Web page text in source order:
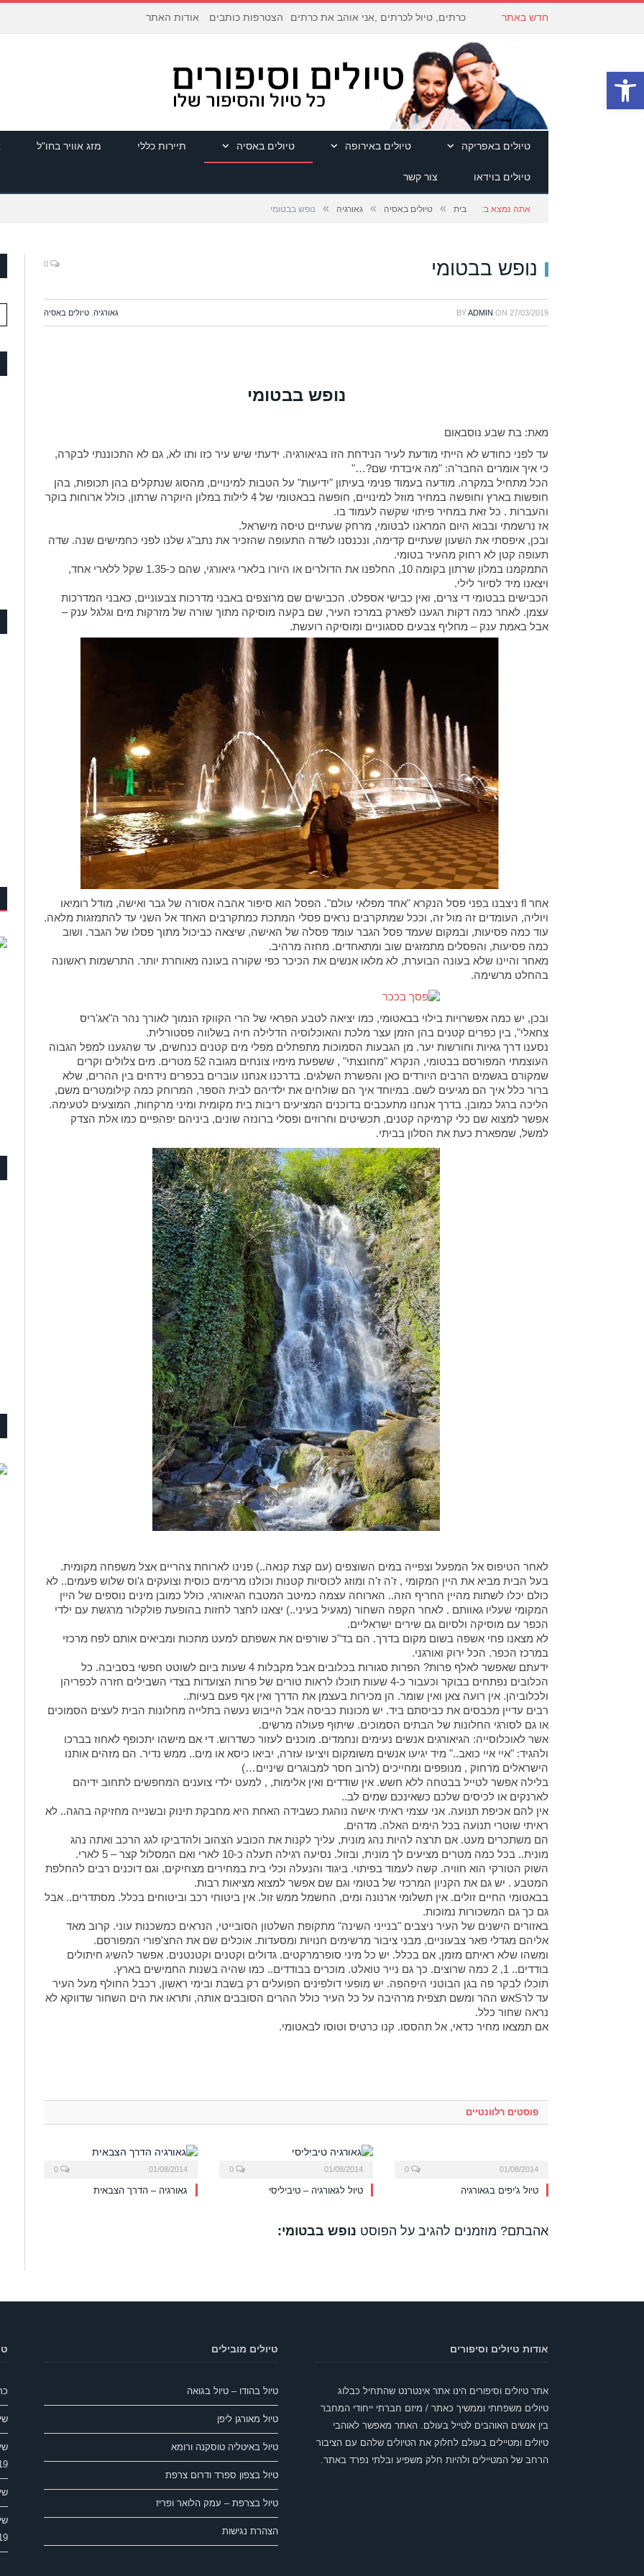
פתח סרגל נגישות
חדש באתר כרתים, טיול לכרתים ,אני אוהב את כרתים הצטרפות כותבים אודות האתר
טיולים באפריקה טיולים באירופה טיולים באסיה תיירות כללי מזג אוויר בחו"ל
טיולים בוידאו צור קשר
אתה נמצא ב: בית » טיולים באסיה » גאורגיה » נופש בבטומי
נופש בבטומי
BYADMIN ON 27/03/2019 גאורגיה טיולים באסיה
נופש בבטומי
מאת: בת שבע נוסבאום
עד לפני כחודש לא הייתי מודעת לעיר הנידחת הזו בגיאורגיה. ידעתי שיש עיר כזו ותו לא, גם לא התכוננתי לבקרה,
כי איך אומרים החבר'ה: "מה איבדתי שם?…"
הכל מתחיל במקרה. מודעה בעמוד פנימי בעיתון "ידיעות" על הטבות למינויים, מהסוג שנתקלים בהן תכופות, בהן
חופשות בארץ וחופשה במחיר מוזל למינויים, חופשה בבאטומי של 4 לילות במלון היוקרה שרתון, כולל ארוחות בוקר
והעברות . כל זאת במחיר פיתוי שקשה לעמוד בו.
אז נרשמתי ובבוא היום המראנו לבטומי, מרחק שעתיים טיסה מישראל.
ובכן, איפסתי את השעון שעתיים קדימה, ונכנסנו לשדה התעופה שהזכיר את נתב"ג שלנו לפני כחמישים שנה. שדה
תעופה קטן לא רחוק מהעיר בטומי.
התמקמנו במלון שרתון בקומה 10, החלפנו את הדולרים או היורו בלארי גיאורגי, שהם כ-1.35 שקל ללארי אחד,
ויצאנו מיד לסיור לילי.
הכבישים בבטומי די צרים, ואין כבישי אספלט. הכבישים שם מרוצפים באבני מדרכות צבעוניים, כאבני המדרכות
עצמן. לאחר כמה דקות הגענו לפארק במרכז העיר, שם בקעה מוסיקה מתוך שורה של מזרקות מים וגלגל ענק –
אבל באמת ענק – מחליף צבעים ססגוניים ומוסיקה רועשת.
אחר fl ניצבנו בפני פסל הנקרא "אחד מפלאי עולם". הפסל הוא סיפור אהבה אסורה של גבר ואישה, מודל רומיאו
ויוליה, העומדים זה מול זה, וככל שמתקרבים נראים פסלי המתכת כמתקרבים האחד אל השני עד להתמזגות מלאה.
עוד כמה פסיעות, ובמקום שעמד פסל הגבר עומד פסלה של האישה, שיצאה כביכול מתוך פסלו של הגבר. ושוב
כמה פסיעות, והפסלים מתמזגים שוב ומתאחדים. מחזה מרהיב.
מאחר והיינו שלא בעונה הבוערת, לא מלאו אנשים את הכיכר כפי שקורה בעונה מאוחרת יותר. התרשמות ראשונה
בהחלט מרשימה.
ובכן, יש כמה אפשרויות בילוי בבאטומי, כמו יציאה לטבע הפראי של הרי הקווקז הנמוך לאורך נהר ה"אג'ריס
צחאלי", בין כפרים קטנים בהן הזמן עצר מלכת והאוכלוסיה הדלילה חיה בשלווה פסטורלית.
נסענו דרך גאיות וחורשות יער. מן הגבעות הסמוכות מתפתלים מפלי מים קטנים כנחשים, עד שהגענו למפל הגבוה
העוצמתי המפורסם בבטומי, הנקרא "מחונצתי" , ששפעת מימיו צונחים מגובה 52 מטרים. מים צלולים וקרים
שמקורם בגשמים הרבים היורדים כאן והפשרת השלגים. בדרכנו אנחנו עוברים בכפרים נידחים בין ההרים, שלא
ברור כלל איך הם מגיעים לשם. במיוחד איך הם שולחים את ילדיהם לבית הספר, המרוחק כמה קילומטרים משם,
הליכה ברגל כמובן. בדרך אנחנו מתעכבים בדוכנים המציעים ריבות בית מקומית ומיני מרקחות, המוצעים לטעימה.
אפשר למצוא שם כלי קרמיקה קטנים, תכשיטים וחרוזים ופסלי ברונזה שונים, ביניהם יפהפיים כמו אלת הצדק
למשל, שמפארת כעת את הסלון בביתי.
לאחר הטיפוס אל המפעל וצפייה במים השוצפים (עם קצת קנאה..) פנינו לארוחת צהריים אצל משפחה מקומית.
בעל הבית מביא את היין המקומי , ז'ה ז'ה ומוזג לכוסיות קטנות וכולנו מרימים כוסית וצועקים ג'וס שלוש פעמים.. לא
כולם יכלו לשתות מהיין החריף הזה.. הארוחה עצמה כמיטב המטבח הגיאורגי, כולל כמובן מינים נוספים של היין
המקומי שעליו גאוותם . לאחר הקפה השחור (מגעיל בעיני..) יצאנו לחצר לחזות בהופעת פולקלור מרגשת עם ילדי
הכפר עם מוסיקה ולסיום גם שירים ישראליים.
לא מצאנו פחי אשפה בשום מקום בדרך. הם בד"כ שורפים את אשפתם למעט מתכות ומביאים אותם לפח מרכזי
במרכז הכפר. הכל ירוק ואורגני.
ידעתם שאפשר לאלף פרות? הפרות סגורות בכלובים אבל מקבלות 4 שעות ביום לשוטט חפשי בסביבה. כל
הכלובים נפתחים בבוקר וכעבור כ-4 שעות תוכלו לראות טורים של פרות הצועדות בצדי השבילים חזרה לכפריהן
ולכלוביהן. אין רועה צאן ואין שומר. הן מכירות בעצמן את הדרך ואין אף פעם בעיות..
רבים עדיין מכבסים את כביסתם ביד. יש מכונות כביסה אבל הייבוש נעשה בתלייה מחלונות הבית לעצים הסמוכים
או גם לסורגי החלונות של הבתים הסמוכים. שיתוף פעולה מרשים.
אשר לאוכלוסייה: הגיאורגים אנשים נעימים ונחמדים. מוכנים לעזור כשדרוש. די אם מישהו יתכופף לאחוז בברכו
ולהגיד: "איי איי כואב.." מיד יגיעו אנשים משומקום ויציעו עזרה, יביאו כיסא או מים.. ממש נדיר. הם מזהים אותנו
הישראלים מרחוק , מנופפים ומחייכים (לרוב חסר למבוגרים שיניים…)
בלילה אפשר לטייל בבטחה ללא חשש. אין שודדים ואין אלימות, , למעט ילדי צוענים המחפשים לתחוב ידיהם
לארנקים או לכיסים שלכם כשאינכם שמים לב..
אין להם אכיפת תנועה. אני עצמי ראיתי אישה נוהגת כשבידה האחת היא מחבקת תינוק ובשנייה מחזיקה בהגה.. לא
ראיתי שוטרי תנועה בכל הימים האלה. מדהים.
הם משתכרים מעט. אם תרצה להיות נהג מונית, עליך לקנות את הכובע הצהוב ולהדביקו לגג הרכב ואתה נהג
מונית.. בכל כמה מטרים מציעים לך מונית, ובזול. נסיעה רגילה תעלה כ-10 לארי ואם המסלול קצר – 5 לארי.
השוק הטורקי הוא חוויה. קשה לעמוד בפיתוי. ביגוד והנעלה וכלי בית במחירים מצחיקים, וגם דוכנים רבים להחלפת
המטבע . יש גם את הקניון המרכזי של בטומי וגם שם אפשר למצוא מציאות רבות.
בבאטומי החיים זולים. אין תשלומי ארנונה ומים, החשמל ממש זול. אין ביטוחי רכב וביטוחים בכלל. מסתדרים.. אבל
גם כך גם המשכורות נמוכות.
באזורים הישנים של העיר ניצבים "בנייני השינה" מתקופת השלטון הסובייטי, הנראים כמשכנות עוני. קרוב מאד
אליהם מגדלי פאר צבעוניים, מבני ציבור מרשימים חנויות ומסעדות. אוכלים שם את החצ'פורי המפורסם.
ומשהו שלא ראיתם מזמן, אם בכלל. יש כל מיני סופרמרקטים. גדולים וקטנים וקטנטנים. אפשר להשיג חיתולים
בודדים.. 1, 2 כמה שרוצים. כך גם נייר טואלט. מוכרים בבודדים.. כמו שהיה בשנות החמישים בארץ.
תוכלו לבקר פה בגן הבוטני היפהפה. יש מופעי דולפינים הפועלים רק בשבת ובימי ראשון, רכבל החולף מעל העיר
עד לרSאש ההר ומשם תצפית מרהיבה על כל העיר כולל ההרים הסובבים אותה, ותראו את הים השחור שדווקא לא
נראה שחור כלל.
אם תמצאו מחיר כדאי, אל תהססו. קנו כרטיס וטוסו לבאטומי.
פוסטים רלוונטיים
01/08/2014
טיול ג'יפים בגאורגיה
01/08/2014
טיול לגאורגיה – טיביליסי
01/08/2014
גאורגיה – הדרך הצבאית
אהבתם? מוזמנים להגיב על הפוסט נופש בבטומי:
אודות טיולים וסיפורים
אתר טיולים וסיפורים הינו אתר אינטרנט שהתחיל כבלוג
טיולים משפחתי וממשיך כאתר / מיזם חברתי ייחודי המחבר
בין אנשים האוהבים לטייל בעולם. האתר מאפשר לאוהבי
טיולים ומטיילים בעולם לחלוק את הטיולים שלהם עם הציבור
הרחב של המטיילים ולהיות חלק משפיע ובלתי נפרד באתר.
טיולים מובילים
טיול בהודו – טיול בגואה
טיול מאורגן ליפן
טיול באיטליה טוסקנה ורומא
טיול בצפון ספרד ודרום צרפת
טיול בצרפת – עמק הלואר ופריז
הצהרת נגישות